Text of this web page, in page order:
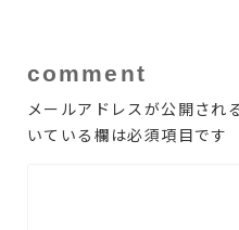
comment
メールアドレスが公開され
いている欄は必須項目です